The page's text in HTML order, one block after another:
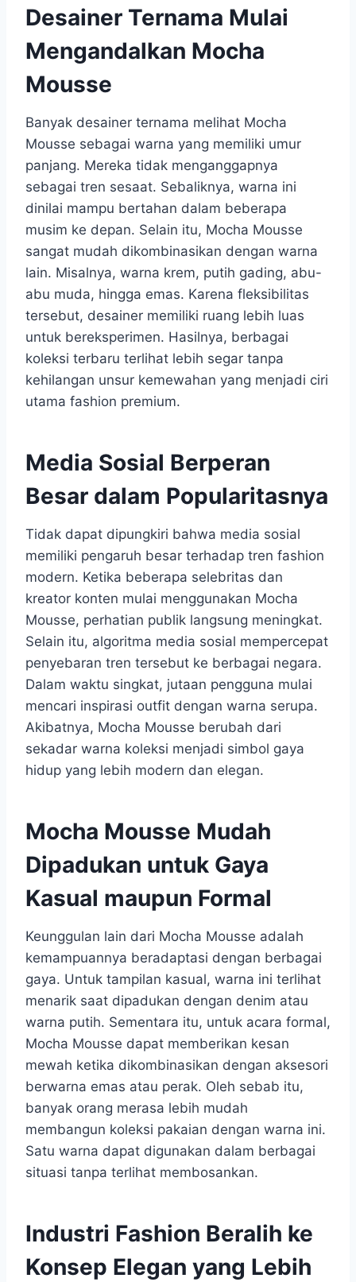
Desainer Ternama Mulai
Mengandalkan Mocha
Mousse
Banyak desainer ternama melihat Mocha
Mousse sebagai warna yang memiliki umur
panjang. Mereka tidak menganggapnya
sebagai tren sesaat. Sebaliknya, warna ini
dinilai mampu bertahan dalam beberapa
musim ke depan. Selain itu, Mocha Mousse
sangat mudah dikombinasikan dengan warna
lain. Misalnya, warna krem, putih gading, abu-
abu muda, hingga emas. Karena fleksibilitas
tersebut, desainer memiliki ruang lebih luas
untuk bereksperimen. Hasilnya, berbagai
koleksi terbaru terlihat lebih segar tanpa
kehilangan unsur kemewahan yang menjadi ciri
utama fashion premium.
Media Sosial Berperan
Besar dalam Popularitasnya
Tidak dapat dipungkiri bahwa media sosial
memiliki pengaruh besar terhadap tren fashion
modern. Ketika beberapa selebritas dan
kreator konten mulai menggunakan Mocha
Mousse, perhatian publik langsung meningkat.
Selain itu, algoritma media sosial mempercepat
penyebaran tren tersebut ke berbagai negara.
Dalam waktu singkat, jutaan pengguna mulai
mencari inspirasi outfit dengan warna serupa.
Akibatnya, Mocha Mousse berubah dari
sekadar warna koleksi menjadi simbol gaya
hidup yang lebih modern dan elegan.
Mocha Mousse Mudah
Dipadukan untuk Gaya
Kasual maupun Formal
Keunggulan lain dari Mocha Mousse adalah
kemampuannya beradaptasi dengan berbagai
gaya. Untuk tampilan kasual, warna ini terlihat
menarik saat dipadukan dengan denim atau
warna putih. Sementara itu, untuk acara formal,
Mocha Mousse dapat memberikan kesan
mewah ketika dikombinasikan dengan aksesori
berwarna emas atau perak. Oleh sebab itu,
banyak orang merasa lebih mudah
membangun koleksi pakaian dengan warna ini.
Satu warna dapat digunakan dalam berbagai
situasi tanpa terlihat membosankan.
Industri Fashion Beralih ke
Konsep Elegan yang Lebih